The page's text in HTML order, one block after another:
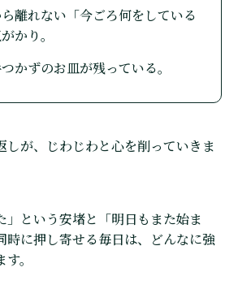
離れない「今ごろ何をしている
かり。
かずのお皿が残っている。
しが、じわじわと心を削っていきま
」という安堵と「明日もまた始ま
時に押し寄せる毎日は、どんなに強
。